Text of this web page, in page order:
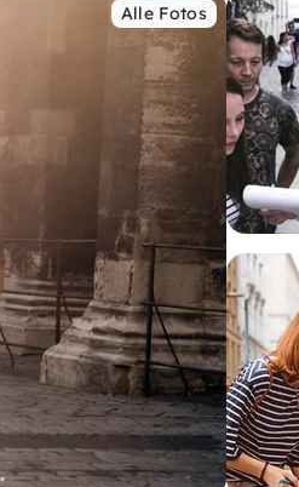
Alle Fotos